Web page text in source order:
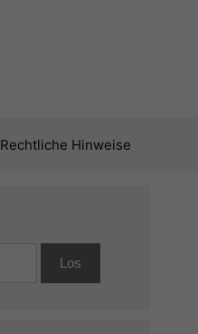
Rechtliche Hinweise